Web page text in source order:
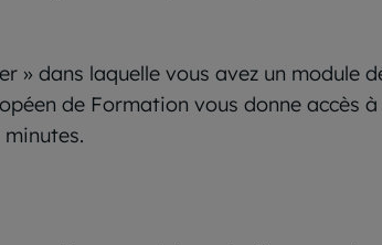
» dans laquelle vous avez un module
de Formation vous donne accès